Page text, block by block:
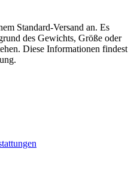
Standard-Versand an. Es
des Gewichts, Größe oder
Diese Informationen findest